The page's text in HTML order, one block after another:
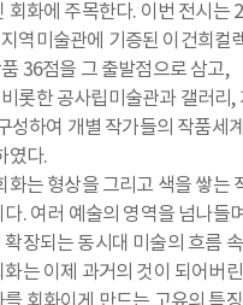
회화에 주목한다. 이번 전시는
역미술관에 기증된 이건희컬
36점을 그 출발점으로 삼고,
롯한 공사립미술관과 갤러리,
성하여 개별 작가들의 작품세
였다.
화는 형상을 그리고 색을 쌓는
. 여러 예술의 영역을 넘나들
장되는 동시대 미술의 흐름
는 이제 과거의 것이 되어버